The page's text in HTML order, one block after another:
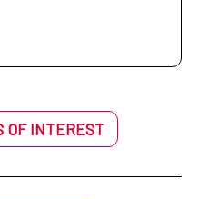
OF INTEREST